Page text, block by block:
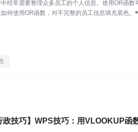
经常需要整理众多员工的个人信息。使用OR函
何使用OR函数，对不完整的员工信息填充底色
政技巧】WPS技巧：用VLOOKUP函